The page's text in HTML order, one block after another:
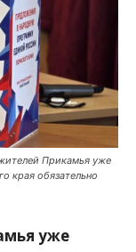
Прикамья уже
края обязательно
уже